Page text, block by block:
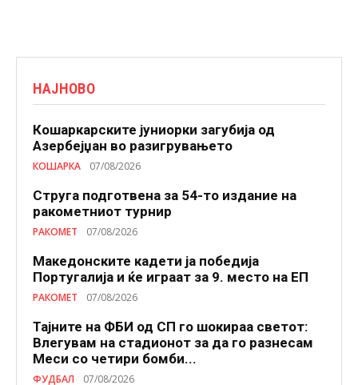
НАЈНОВО
Кошаркарските јуниорки загубија од
Азербејџан во разигрувањето
КОШАРКА 07/08/2026
Струга подготвена за 54-то издание на
ракометниот турнир
РАКОМЕТ 07/08/2026
Македонските кадети ја победија
Португалија и ќе играат за 9. место на ЕП
РАКОМЕТ 07/08/2026
Тајните на ФБИ од СП го шокираа светот:
Влегувам на стадионот за да го разнесам
Меси со четири бомби...
ФУДБАЛ 07/08/2026